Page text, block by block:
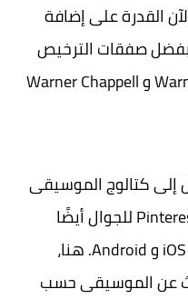
القدرة على إضافة
صفقات الترخيص
الجديدة مع Warner Music Group و Warner Chappell
إلى كتالوج الموسيقى
الأكبر هذا، سيقدم تطبيق Pinterest للجوال أيضًا
تجربة موسيقية جديدة على iOS و Android. هنا،
عن الموسيقى حسب